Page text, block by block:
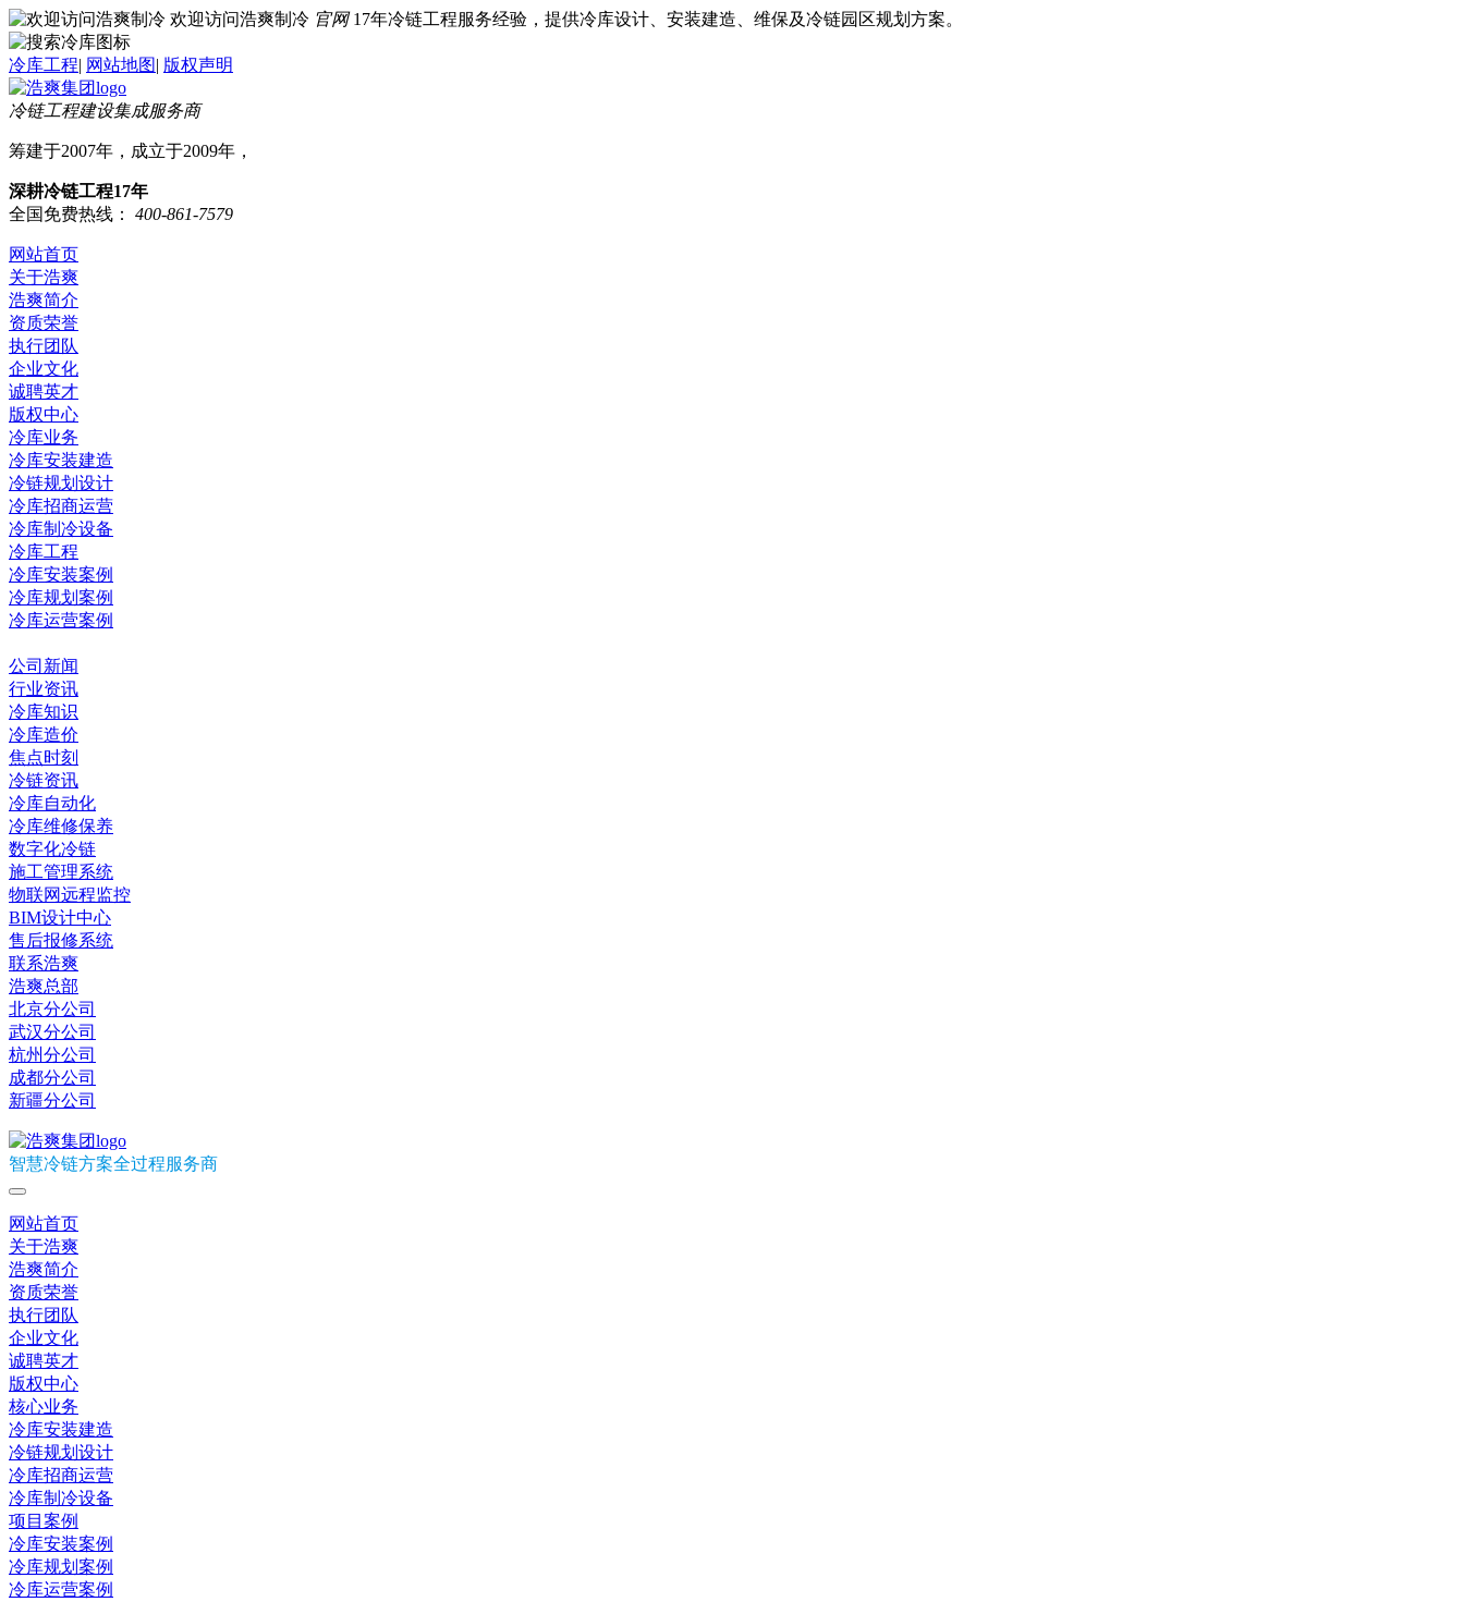
欢迎访问浩爽制冷 官网 17年冷链工程服务经验，提供冷库设计、安装建造、维保及冷链园区规划方案。
冷库工程| 网站地图| 版权声明
冷链工程建设集成服务商
筹建于2007年，成立于2009年，
深耕冷链工程17年
全国免费热线：
400-861-7579
网站首页
关于浩爽
浩爽简介
资质荣誉
执行团队
企业文化
诚聘英才
版权中心
冷库业务
冷库安装建造
冷链规划设计
冷库招商运营
冷库制冷设备
冷库工程
冷库安装案例
冷库规划案例
冷库运营案例
公司新闻
行业资讯
冷库知识
冷库造价
焦点时刻
冷链资讯
冷库自动化
冷库维修保养
数字化冷链
施工管理系统
物联网远程监控
BIM设计中心
售后报修系统
联系浩爽
浩爽总部
北京分公司
武汉分公司
杭州分公司
成都分公司
新疆分公司
智慧冷链方案全过程服务商
网站首页
关于浩爽
浩爽简介
资质荣誉
执行团队
企业文化
诚聘英才
版权中心
核心业务
冷库安装建造
冷链规划设计
冷库招商运营
冷库制冷设备
项目案例
冷库安装案例
冷库规划案例
冷库运营案例